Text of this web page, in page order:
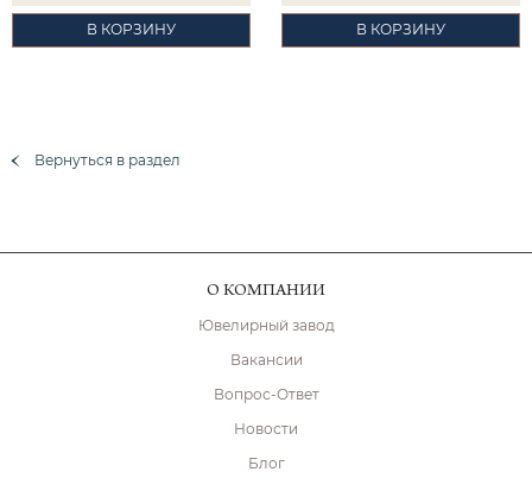
В КОРЗИНУ В КОРЗИНУ
Вернуться в раздел
О КОМПАНИИ
Ювелирный завод
Вакансии
Вопрос-Ответ
Новости
Блог